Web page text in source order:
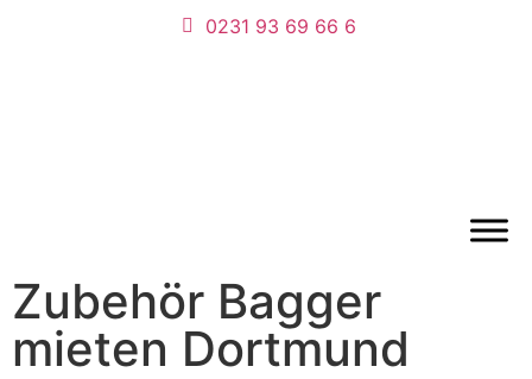
0231 93 69 66 6
Zubehör Bagger
mieten Dortmund